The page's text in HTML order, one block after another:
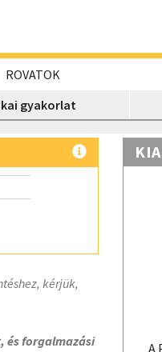
ROVATOK
gyakorlat
kérjük,
és forgalmazási
A